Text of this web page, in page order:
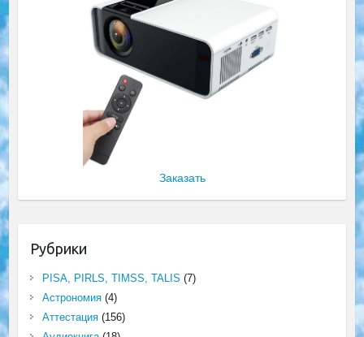
Заказать
Рубрики
PISA, PIRLS, TIMSS, TALIS (7)
Астрономия(4)
Аттестация(156)